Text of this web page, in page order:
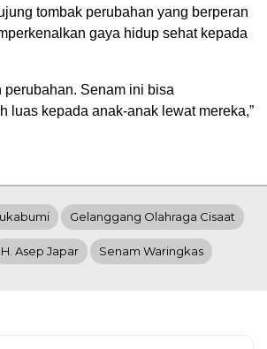
tombak perubahan yang berperan
gaya hidup sehat kepada
perubahan. Senam ini bisa
luas kepada anak-anak lewat mereka,”
Gelanggang Olahraga Cisaat
H. Asep Japar Senam Waringkas